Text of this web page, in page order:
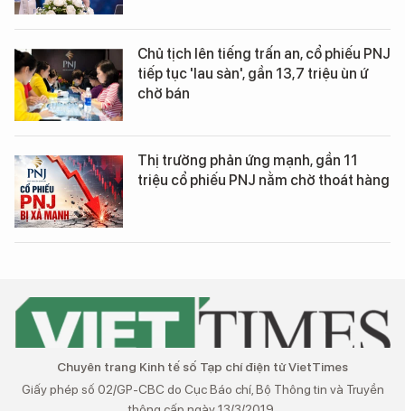
Chủ tịch lên tiếng trấn an, cổ phiếu PNJ
tiếp tục 'lau sàn', gần 13,7 triệu ùn ứ
chờ bán
Thị trường phản ứng mạnh, gần 11
triệu cổ phiếu PNJ nằm chờ thoát hàng
Chuyên trang Kinh tế số Tạp chí điện tử VietTimes
Giấy phép số 02/GP-CBC do Cục Báo chí, Bộ Thông tin và Truyền